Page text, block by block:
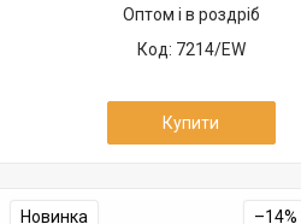
Оптом і в роздріб
7214/EW
Купити
Новинка –14%